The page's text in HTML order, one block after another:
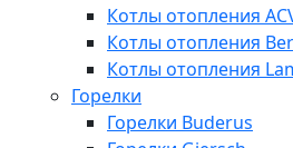
Котлы отопления
Котлы отопления
Котлы отопления
Горелки
Горелки Buderus